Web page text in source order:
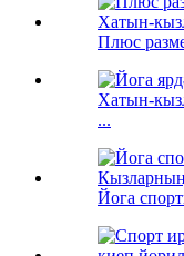
Плюс
Хатын-
...
Йога